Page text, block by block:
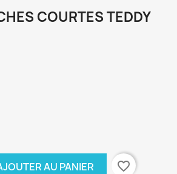
COURTES TEDDY
AU PANIER favorite_border